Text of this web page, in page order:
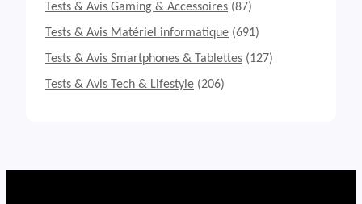
i
P
C
B
e
M
Tests & Avis Gaming & Accessoires (87)
Tests & Avis Matériel informatique (691)
Tests & Avis Smartphones & Tablettes (127)
Tests & Avis Tech & Lifestyle (206)